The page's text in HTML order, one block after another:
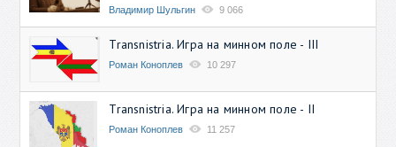
Владимир Шульгин 9 066
Transnistria. Игра на минном поле - III
Роман Коноплев 10 297
Transnistria. Игра на минном поле - II
Роман Коноплев 11 257